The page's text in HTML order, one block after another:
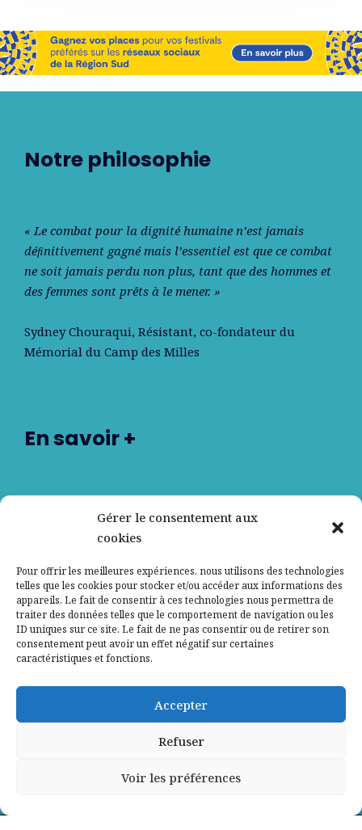
Gérer le consentement aux
cookies
Pour offrir les meilleures expériences, nous utilisons des technologies
telles que les cookies pour stocker et/ou accéder aux informations des
appareils. Le fait de consentir à ces technologies nous permettra de
traiter des données telles que le comportement de navigation ou les
ID uniques sur ce site. Le fait de ne pas consentir ou de retirer son
consentement peut avoir un effet négatif sur certaines
caractéristiques et fonctions.
Accepter
Refuser
Voir les préférences
Notre philosophie
« Le combat pour la dignité humaine n’est jamais
déﬁnitivement gagné mais l’essentiel est que ce combat
ne soit jamais perdu non plus, tant que des hommes et
des femmes sont prêts à le mener. »
Sydney Chouraqui, Résistant, co-fondateur du
Mémorial du Camp des Milles
En savoir +
Contactez-nous
Mentions légales